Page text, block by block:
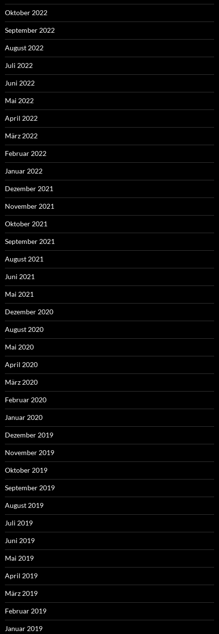
Oktober 2022
September 2022
August 2022
Juli 2022
Juni 2022
Mai 2022
April 2022
März 2022
Februar 2022
Januar 2022
Dezember 2021
November 2021
Oktober 2021
September 2021
August 2021
Juni 2021
Mai 2021
Dezember 2020
August 2020
Mai 2020
April 2020
März 2020
Februar 2020
Januar 2020
Dezember 2019
November 2019
Oktober 2019
September 2019
August 2019
Juli 2019
Juni 2019
Mai 2019
April 2019
März 2019
Februar 2019
Januar 2019